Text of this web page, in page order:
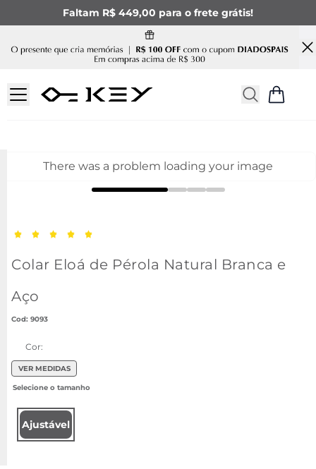
Faltam R$ 449,00 para o frete grátis!
There was a problem loading your image
Colar Eloá de Pérola Natural Branca e
Aço
: 9093
Cor:
VER MEDIDAS
Ajustável